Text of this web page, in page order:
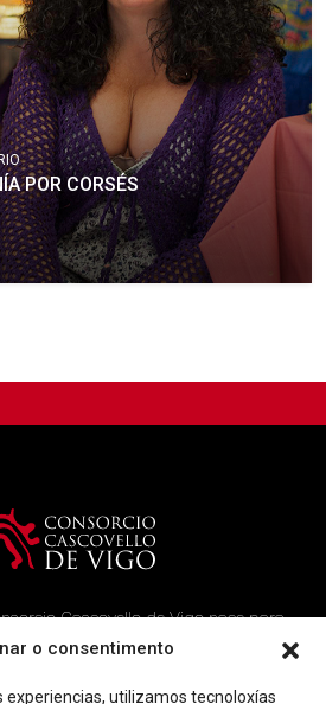
o consentimento
experiencias, utilizamos tecnoloxías
POR CORSÉS
Cascovello de Vigo nace para
casco histórico, creando un ambicioso